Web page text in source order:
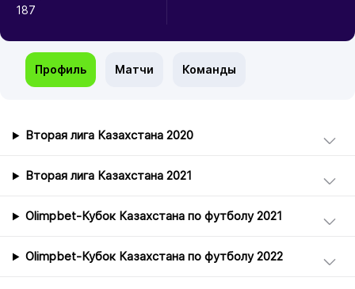
187
Профиль Матчи Команды
Вторая лига Казахстана 2020
Вторая лига Казахстана 2021
Olimpbet-Кубок Казахстана по футболу 2021
Olimpbet-Кубок Казахстана по футболу 2022